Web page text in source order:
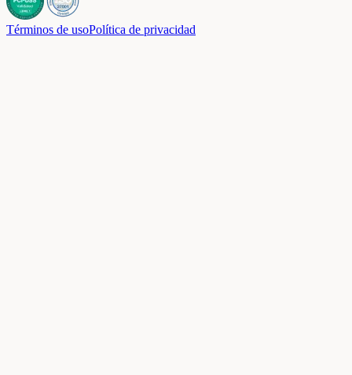
Términos de usoPolítica de privacidad